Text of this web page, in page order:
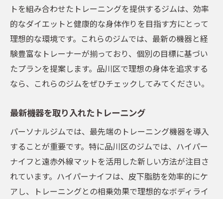
トを組み合わせたトレーニングを提供するジムは、効率
的なダイエットと健康的な身体作りを目指す方にとって
理想的な環境です。これらのジムでは、最新の機器と経
験豊富なトレーナーが揃っており、個別の目標に基づい
たプランを提案します。品川区で理想の身体を追求する
なら、これらのジムをぜひチェックしてみてください。
最新機器を取り入れたトレーニング
パーソナルジムでは、最先端のトレーニング機器を導入
することが重要です。特に品川区のジムでは、ハイパー
ナイフと遠赤外線マットを活用した新しい方法が注目さ
れています。ハイパーナイフは、皮下脂肪を効率的にケ
アし、トレーニングとの相乗効果で理想的なボディライ